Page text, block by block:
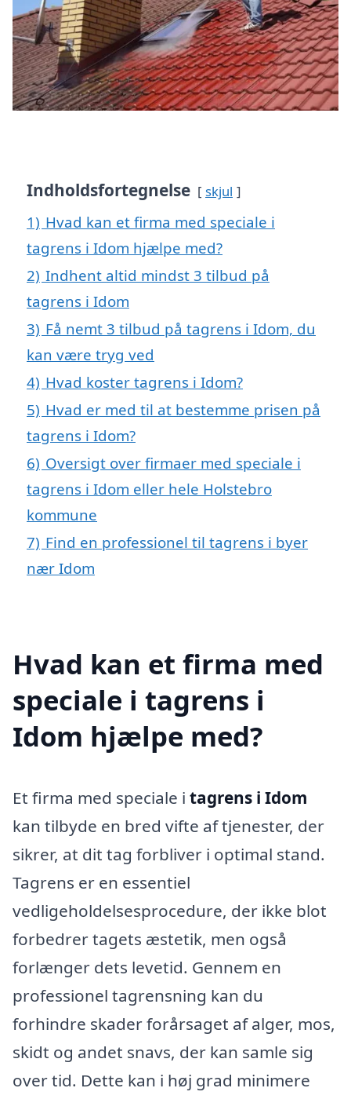
Indholdsfortegnelse skjul
1) Hvad kan et firma med speciale i
tagrens i Idom hjælpe med?
2) Indhent altid mindst 3 tilbud på
tagrens i Idom
3) Få nemt 3 tilbud på tagrens i Idom, du
kan være tryg ved
4) Hvad koster tagrens i Idom?
5) Hvad er med til at bestemme prisen på
tagrens i Idom?
6) Oversigt over firmaer med speciale i
tagrens i Idom eller hele Holstebro
kommune
7) Find en professionel til tagrens i byer
nær Idom
Hvad kan et firma med
speciale i tagrens i
Idom hjælpe med?
Et firma med speciale i tagrens i Idom
kan tilbyde en bred vifte af tjenester, der
sikrer, at dit tag forbliver i optimal stand.
Tagrens er en essentiel
vedligeholdelsesprocedure, der ikke blot
forbedrer tagets æstetik, men også
forlænger dets levetid. Gennem en
professionel tagrensning kan du
forhindre skader forårsaget af alger, mos,
skidt og andet snavs, der kan samle sig
over tid. Dette kan i høj grad minimere